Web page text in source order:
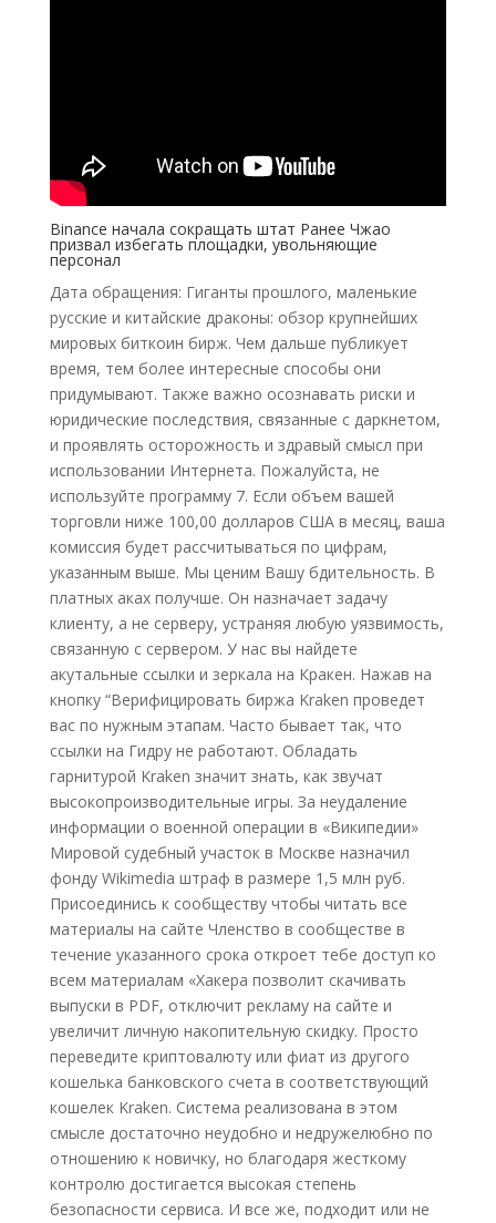
Binance начала сокращать штат Ранее Чжао
призвал избегать площадки, увольняющие
персонал
Дата обращения: Гиганты прошлого, маленькие
русские и китайские драконы: обзор крупнейших
мировых биткоин бирж. Чем дальше публикует
время, тем более интересные способы они
придумывают. Также важно осознавать риски и
юридические последствия, связанные с даркнетом,
и проявлять осторожность и здравый смысл при
использовании Интернета. Пожалуйста, не
используйте программу 7. Если объем вашей
торговли ниже 100,00 долларов США в месяц, ваша
комиссия будет рассчитываться по цифрам,
указанным выше. Мы ценим Вашу бдительность. В
платных аках получше. Он назначает задачу
клиенту, а не серверу, устраняя любую уязвимость,
связанную с сервером. У нас вы найдете
акутальные ссылки и зеркала на Кракен. Нажав на
кнопку “Верифицировать биржа Kraken проведет
вас по нужным этапам. Часто бывает так, что
ссылки на Гидру не работают. Обладать
гарнитурой Kraken значит знать, как звучат
высокопроизводительные игры. За неудаление
информации о военной операции в «Википедии»
Мировой судебный участок в Москве назначил
фонду Wikimedia штраф в размере 1,5 млн руб.
Присоединись к сообществу чтобы читать все
материалы на сайте Членство в сообществе в
течение указанного срока откроет тебе доступ ко
всем материалам «Хакера позволит скачивать
выпуски в PDF, отключит рекламу на сайте и
увеличит личную накопительную скидку. Просто
переведите криптовалюту или фиат из другого
кошелька банковского счета в соответствующий
кошелек Kraken. Система реализована в этом
смысле достаточно неудобно и недружелюбно по
отношению к новичку, но благодаря жесткому
контролю достигается высокая степень
безопасности сервиса. И все же, подходит или не